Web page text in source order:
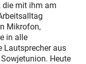
die mit ihm am
Mikrofon,
in alle
Lautsprecher aus
Heute